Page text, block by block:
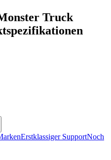
Truck
Erstklassiger SupportNoch